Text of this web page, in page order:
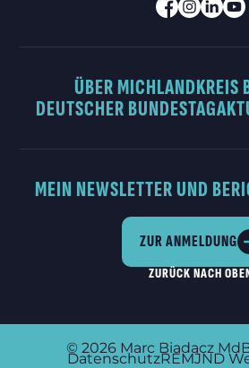
ÜBER MICHLANDKREIS
DEUTSCHER BUNDESTAG
MEIN NEWSLETTER UND
ZUR ANMELDUNG
ZURÜCK NACH
© 2026 Marc Biadacz
DatenschutzREMJND